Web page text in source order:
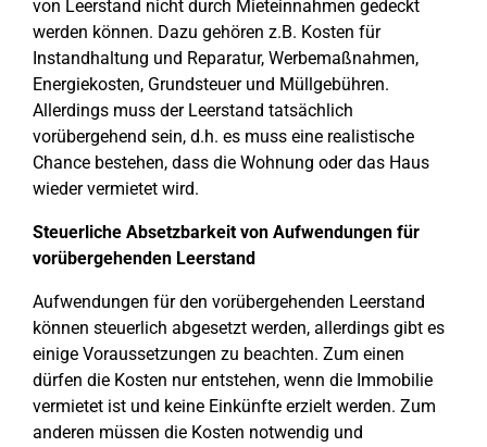
von Leerstand nicht durch Mieteinnahmen gedeckt
werden können. Dazu gehören z.B. Kosten für
Instandhaltung und Reparatur, Werbemaßnahmen,
Energiekosten, Grundsteuer und Müllgebühren.
Allerdings muss der Leerstand tatsächlich
vorübergehend sein, d.h. es muss eine realistische
Chance bestehen, dass die Wohnung oder das Haus
wieder vermietet wird.
Steuerliche Absetzbarkeit von Aufwendungen für
vorübergehenden Leerstand
Aufwendungen für den vorübergehenden Leerstand
können steuerlich abgesetzt werden, allerdings gibt es
einige Voraussetzungen zu beachten. Zum einen
dürfen die Kosten nur entstehen, wenn die Immobilie
vermietet ist und keine Einkünfte erzielt werden. Zum
anderen müssen die Kosten notwendig und